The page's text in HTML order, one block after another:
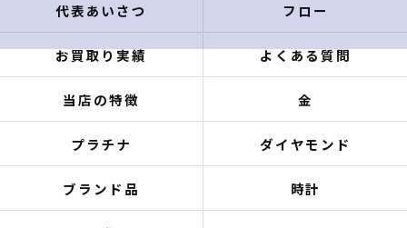
代表あいさつ フロー
お買取り実績 よくある質問
当店の特徴 金
プラチナ ダイヤモンド
ブランド品 時計